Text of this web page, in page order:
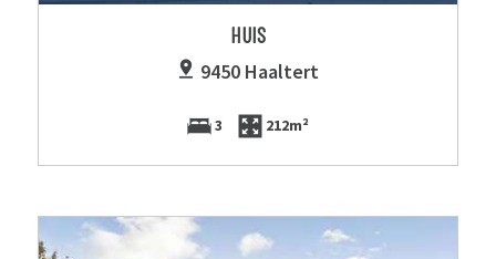
HUIS
9450 Haaltert
3 212m²